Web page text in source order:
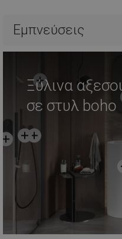
Εμπνεύσεις
Ξύλινα
σε στυλ boho